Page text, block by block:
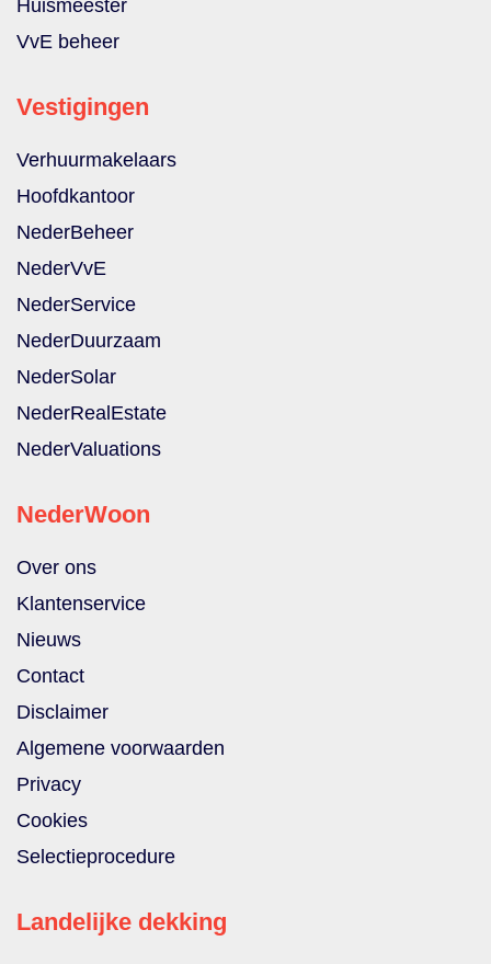
Huismeester
VvE beheer
Vestigingen
Verhuurmakelaars
Hoofdkantoor
NederBeheer
NederVvE
NederService
NederDuurzaam
NederSolar
NederRealEstate
NederValuations
NederWoon
Over ons
Klantenservice
Nieuws
Contact
Disclaimer
Algemene voorwaarden
Privacy
Cookies
Selectieprocedure
Landelijke dekking